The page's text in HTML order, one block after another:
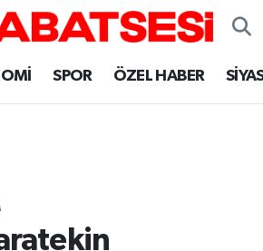
SPOR ÖZEL HABER
Eczaneler
Haritası